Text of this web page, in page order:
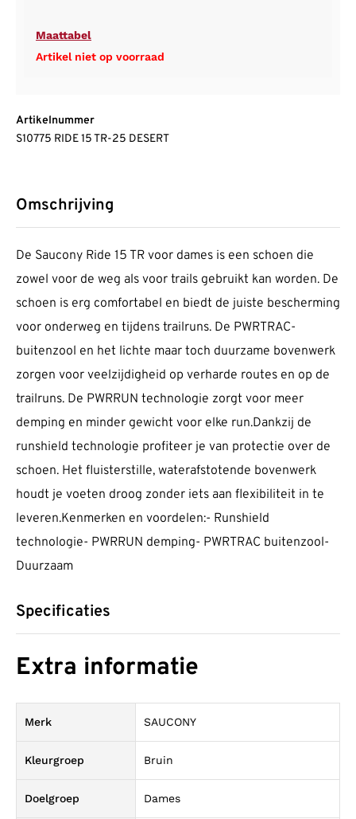
Maattabel
Artikel niet op voorraad
Artikelnummer
S10775 RIDE 15 TR-25 DESERT
Omschrijving
De Saucony Ride 15 TR voor dames is een schoen die
zowel voor de weg als voor trails gebruikt kan worden. De
schoen is erg comfortabel en biedt de juiste bescherming
voor onderweg en tijdens trailruns. De PWRTRAC-
buitenzool en het lichte maar toch duurzame bovenwerk
zorgen voor veelzijdigheid op verharde routes en op de
trailruns. De PWRRUN technologie zorgt voor meer
demping en minder gewicht voor elke run.Dankzij de
runshield technologie profiteer je van protectie over de
schoen. Het fluisterstille, waterafstotende bovenwerk
houdt je voeten droog zonder iets aan flexibiliteit in te
leveren.Kenmerken en voordelen:- Runshield
technologie- PWRRUN demping- PWRTRAC buitenzool-
Duurzaam
Specificaties
Extra informatie
Merk SAUCONY
Kleurgroep Bruin
Doelgroep Dames